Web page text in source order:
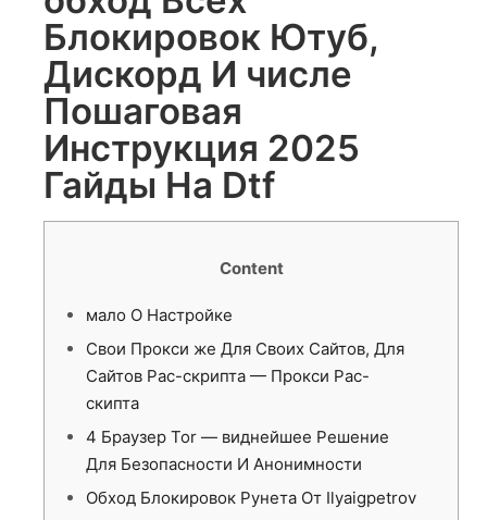
Блокировок Ютуб,
Дискорд И числе
Пошаговая
Инструкция 2025
Гайды На Dtf
Content
мало О Настройке
Свои Прокси же Для Своих Сайтов, Для
Сайтов Pac-скрипта — Прокси Pac-
скипта
4 Браузер Tor — виднейшее Решение
Для Безопасности И Анонимности
Обход Блокировок Рунета От Ilyaigpetrov